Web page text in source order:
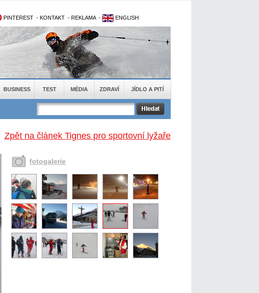
PINTEREST - KONTAKT - REKLAMA - ENGLISH
BUSINESS TEST MÉDIA ZDRAVÍ JÍDLO A PITÍ
Zpět na článek Tignes pro sportovní lyžaře
fotogalerie